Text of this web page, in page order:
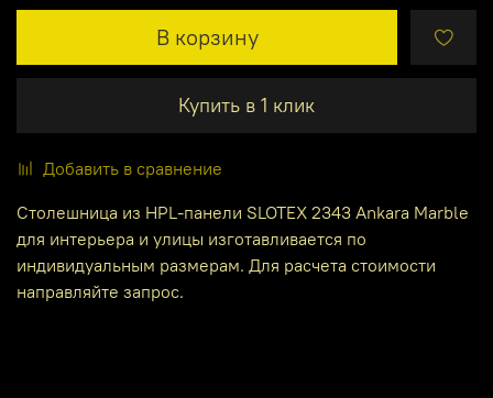
В корзину
Купить в 1 клик
Добавить в сравнение
Столешница из HPL-панели SLOTEX 2343 Ankara Marble
для интерьера и улицы изготавливается по
индивидуальным размерам. Для расчета стоимости
направляйте запрос.